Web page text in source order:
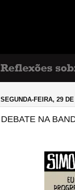
SEGUNDA-FEIRA, 29
DEBATE NA